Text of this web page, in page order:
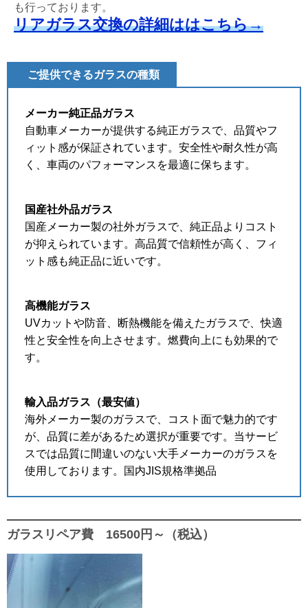
も行っております。
リアガラス交換の詳細ははこちら→
ご提供できるガラスの種類
メーカー純正品ガラス
自動車メーカーが提供する純正ガラスで、品質やフ
ィット感が保証されています。安全性や耐久性が高
く、車両のパフォーマンスを最適に保ちます。
国産社外品ガラス
国産メーカー製の社外ガラスで、純正品よりコスト
が抑えられています。高品質で信頼性が高く、フィ
ット感も純正品に近いです。
高機能ガラス
UVカットや防音、断熱機能を備えたガラスで、快適
性と安全性を向上させます。燃費向上にも効果的で
す。
輸入品ガラス（最安値）
海外メーカー製のガラスで、コスト面で魅力的です
が、品質に差があるため選択が重要です。当サービ
スでは品質に間違いのない大手メーカーのガラスを
使用しております。国内JIS規格準拠品
ガラスリペア費 16500円～（税込）